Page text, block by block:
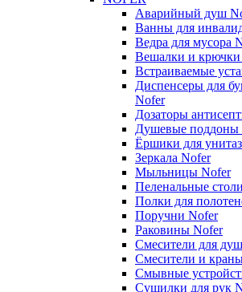
Аварийный душ
Ванны для
Ведра для мусора
Вешалки и
Встраиваемые
Диспенсеры для
Nofer
Дозаторы
Душевые поддоны
Ёршики для
Зеркала Nofer
Мыльницы Nofer
Пеленальные
Полки для
Поручни Nofer
Раковины Nofer
Смесители для
Смесители и
Смывные
Сушилки для рук